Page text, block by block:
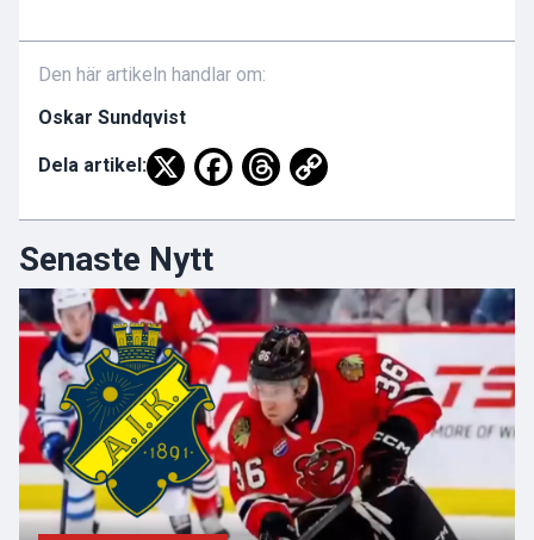
Den här artikeln handlar om:
Oskar Sundqvist
Dela artikel:
Senaste Nytt